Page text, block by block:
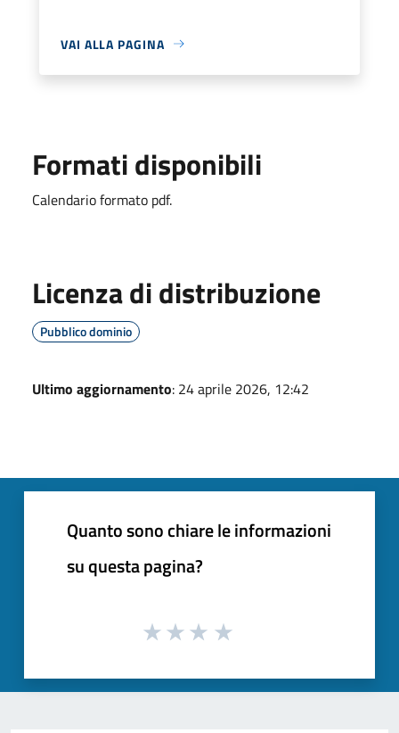
VAI ALLA PAGINA
Formati disponibili
Calendario formato pdf.
Licenza di distribuzione
Pubblico dominio
Ultimo aggiornamento: 24 aprile 2026, 12:42
Quanto sono chiare le informazioni
su questa pagina?